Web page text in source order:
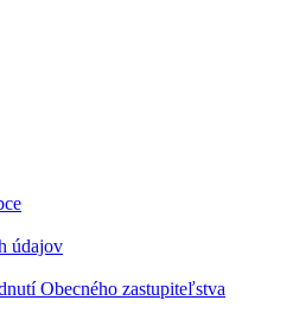
údajov
Obecného zastupiteľstva